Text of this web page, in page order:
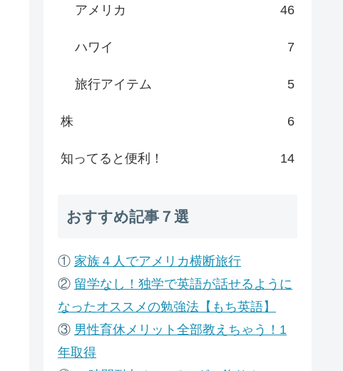
アメリカ 46
ハワイ 7
旅行アイテム 5
株 6
知ってると便利！ 14
おすすめ記事７選
① 家族４人でアメリカ横断旅行
② 留学なし！独学で英語が話せるように
なったオススメの勉強法【もち英語】
③ 男性育休メリット全部教えちゃう！1
年取得